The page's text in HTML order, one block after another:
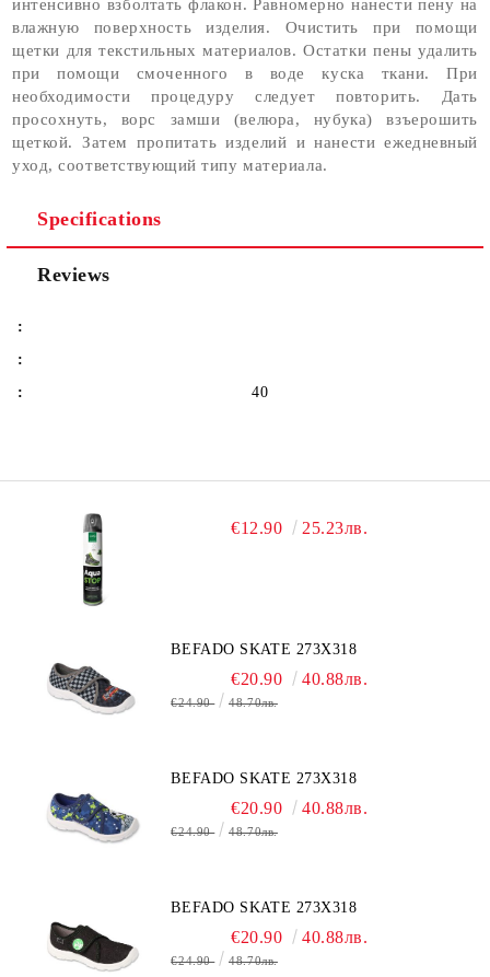
интенсивно взболтать флакон. Равномерно нанести пену на
влажную поверхность изделия. Очистить при помощи
щетки для текстильных материалов. Остатки пены удалить
при помощи смоченного в воде куска ткани. При
необходимости процедуру следует повторить. Дать
просохнуть, ворс замши (велюра, нубука) взъерошить
щеткой. Затем пропитать изделий и нанести ежедневный
уход, соответствующий типу материала.
Specifications
Reviews
:
:
:
40
€12.90 25.23лв.
BEFADO SKATE 273X318
€20.90 40.88лв.
€24.90 48.70лв.
BEFADO SKATE 273X318
€20.90 40.88лв.
€24.90 48.70лв.
BEFADO SKATE 273X318
€20.90 40.88лв.
€24.90 48.70лв.